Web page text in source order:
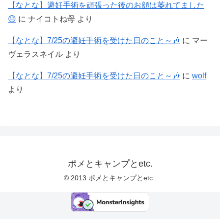
【なとな】避妊手術を頑張った後のお顔は萎れてました
😓 に ナイコトね母 より
【なとな】7/25の避妊手術を受けた日のこと～🎶 に マー
ヴェラスネイル より
【なとな】7/25の避妊手術を受けた日のこと～🎶 に wolf
より
ポメとキャンプとetc.
© 2013 ポメとキャンプとetc..